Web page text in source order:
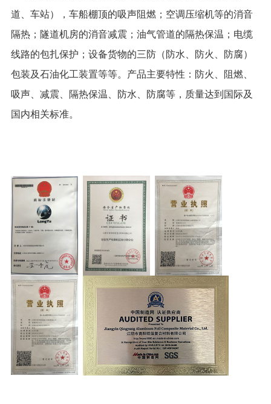
道、车站），车船棚顶的吸声阻燃；空调压缩机等的消音
隔热；隧道机房的消音减震；油气管道的隔热保温；电缆
线路的包扎保护；设备货物的三防（防水、防火、防腐）
包装及石油化工装置等等。产品主要特性：防火、阻燃、
吸声、减震、隔热保温、防水、防腐等，质量达到国际及
国内相关标准。